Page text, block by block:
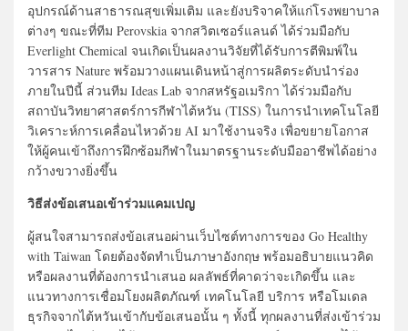
อุปกรณ์ด้านสาธารณสุขเพิ่มเติม และยังบริจาคให้แก่โรงพยาบาล
ต่างๆ ขณะที่ทีม Perovskia จากสวิตเซอร์แลนด์ ได้ร่วมมือกับ
Everlight Chemical จนเกิดเป็นผลงานวิจัยที่ได้รับการตีพิมพ์ใน
วารสาร Nature พร้อมวางแผนเดินหน้าสู่การผลิตระดับนำร่อง
ภายในปีนี้ ส่วนทีม Ideas Lab จากสหรัฐอเมริกา ได้ร่วมมือกับ
สถาบันวิทยาศาสตร์การกีฬาไต้หวัน (TISS) ในการนำเทคโนโลยี
วิเคราะห์การเคลื่อนไหวด้วย AI มาใช้งานจริง เพื่อขยายโอกาส
ให้ผู้คนเข้าถึงการฝึกซ้อมกีฬาในมาตรฐานระดับมืออาชีพได้อย่าง
กว้างขวางยิ่งขึ้น
วิธีส่งข้อเสนอเข้าร่วมแคมเปญ
ผู้สนใจสามารถส่งข้อเสนอผ่านเว็บไซต์ทางการของ Go Healthy
with Taiwan โดยต้องจัดทำเป็นภาษาอังกฤษ พร้อมอธิบายแนวคิด
หรือผลงานที่ต้องการนำเสนอ ผลลัพธ์ที่คาดว่าจะเกิดขึ้น และ
แนวทางการเชื่อมโยงผลิตภัณฑ์ เทคโนโลยี บริการ หรือโมเดล
ธุรกิจจากไต้หวันเข้ากับข้อเสนอนั้น ๆ ทั้งนี้ ทุกผลงานที่ส่งเข้าร่วม